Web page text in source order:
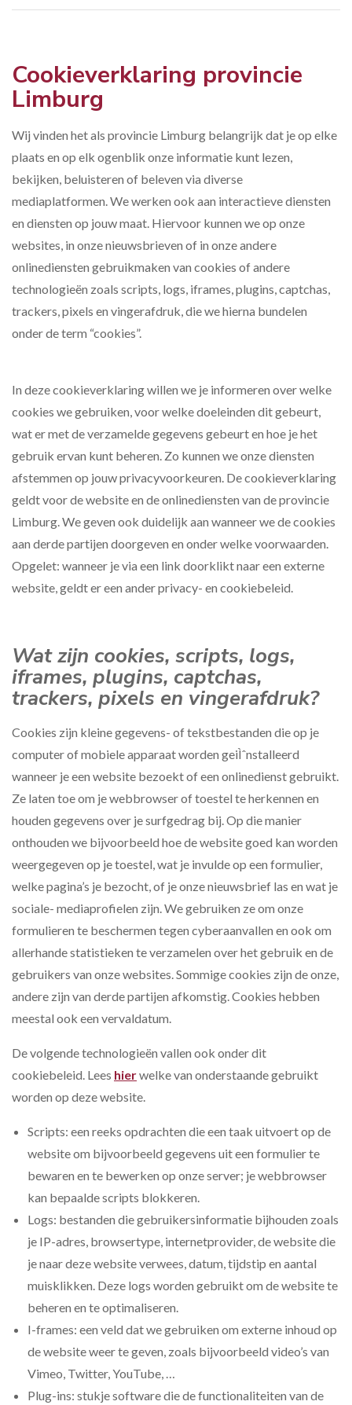
Cookieverklaring provincie
Limburg
Wij vinden het als provincie Limburg belangrijk dat je op elke
plaats en op elk ogenblik onze informatie kunt lezen,
bekijken, beluisteren of beleven via diverse
mediaplatformen. We werken ook aan interactieve diensten
en diensten op jouw maat. Hiervoor kunnen we op onze
websites, in onze nieuwsbrieven of in onze andere
onlinediensten gebruikmaken van cookies of andere
technologieën zoals scripts, logs, iframes, plugins, captchas,
trackers, pixels en vingerafdruk, die we hierna bundelen
onder de term “cookies”.
In deze cookieverklaring willen we je informeren over welke
cookies we gebruiken, voor welke doeleinden dit gebeurt,
wat er met de verzamelde gegevens gebeurt en hoe je het
gebruik ervan kunt beheren. Zo kunnen we onze diensten
afstemmen op jouw privacyvoorkeuren. De cookieverklaring
geldt voor de website en de onlinediensten van de provincie
Limburg. We geven ook duidelijk aan wanneer we de cookies
aan derde partijen doorgeven en onder welke voorwaarden.
Opgelet: wanneer je via een link doorklikt naar een externe
website, geldt er een ander privacy- en cookiebeleid.
Wat zijn cookies, scripts, logs,
iframes, plugins, captchas,
trackers, pixels en vingerafdruk?
Cookies zijn kleine gegevens- of tekstbestanden die op je
computer of mobiele apparaat worden geiÌˆnstalleerd
wanneer je een website bezoekt of een onlinedienst gebruikt.
Ze laten toe om je webbrowser of toestel te herkennen en
houden gegevens over je surfgedrag bij. Op die manier
onthouden we bijvoorbeeld hoe de website goed kan worden
weergegeven op je toestel, wat je invulde op een formulier,
welke pagina’s je bezocht, of je onze nieuwsbrief las en wat je
sociale- mediaprofielen zijn. We gebruiken ze om onze
formulieren te beschermen tegen cyberaanvallen en ook om
allerhande statistieken te verzamelen over het gebruik en de
gebruikers van onze websites. Sommige cookies zijn de onze,
andere zijn van derde partijen afkomstig. Cookies hebben
meestal ook een vervaldatum.
De volgende technologieën vallen ook onder dit
cookiebeleid. Lees hierwelke van onderstaande gebruikt
worden op deze website.
Scripts: een reeks opdrachten die een taak uitvoert op de
website om bijvoorbeeld gegevens uit een formulier te
bewaren en te bewerken op onze server; je webbrowser
kan bepaalde scripts blokkeren.
Logs: bestanden die gebruikersinformatie bijhouden zoals
je IP-adres, browsertype, internetprovider, de website die
je naar deze website verwees, datum, tijdstip en aantal
muisklikken. Deze logs worden gebruikt om de website te
beheren en te optimaliseren.
I-frames: een veld dat we gebruiken om externe inhoud op
de website weer te geven, zoals bijvoorbeeld video’s van
Vimeo, Twitter, YouTube, …
Plug-ins: stukje software die de functionaliteiten van de